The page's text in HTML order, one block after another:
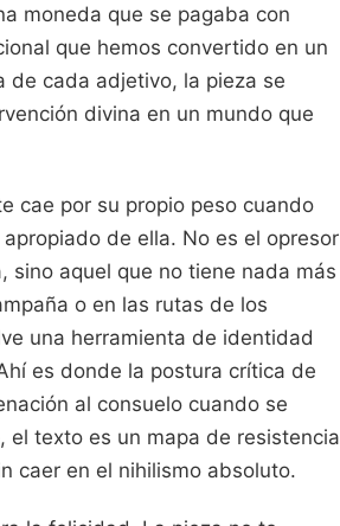
moneda que se pagaba con
que hemos convertido en un
de cada adjetivo, la pieza se
divina en un mundo que
cae por su propio peso cuando
de ella. No es el opresor
sino aquel que no tiene nada más
o en las rutas de los
una herramienta de identidad
es donde la postura crítica de
al consuelo cuando se
el texto es un mapa de resistencia
caer en el nihilismo absoluto.